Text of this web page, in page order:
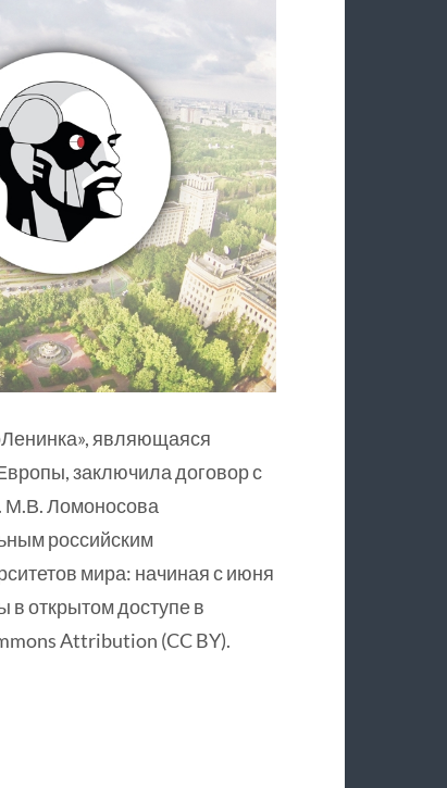
являющаяся
заключила договор с
М.В. Ломоносова
российским
мира: начиная с июня
в открытом доступе в
Attribution (CC BY).